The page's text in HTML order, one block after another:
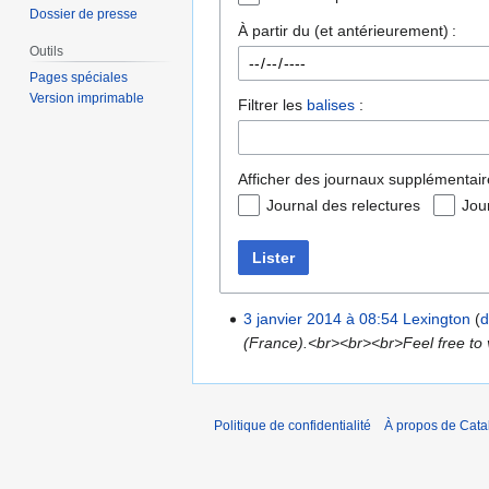
À partir du (et antérieurement) :
Filtrer les balises :
Afficher des journaux
Journal des relectures
Lister
3 janvier 2014 à 08:54 Lexington
(France).<br><br><br>Feel free
Dossier de presse
Outils
Pages spéciales
Version imprimable
Politique de confidentialité À propos de